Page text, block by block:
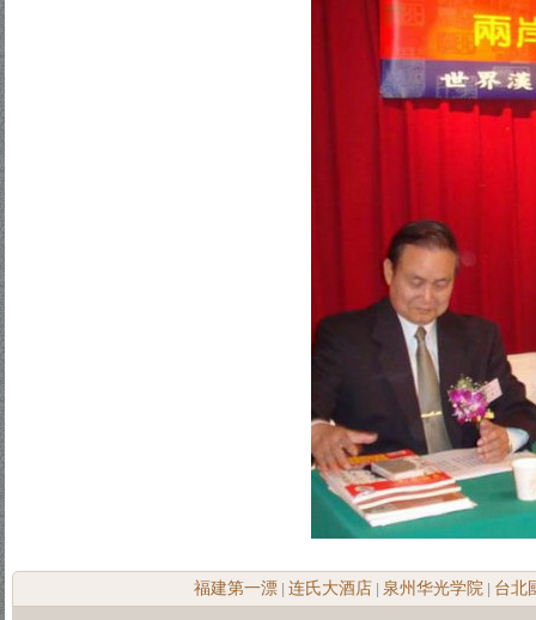
福建第一漂 连氏大酒店 泉州华光学院 台北